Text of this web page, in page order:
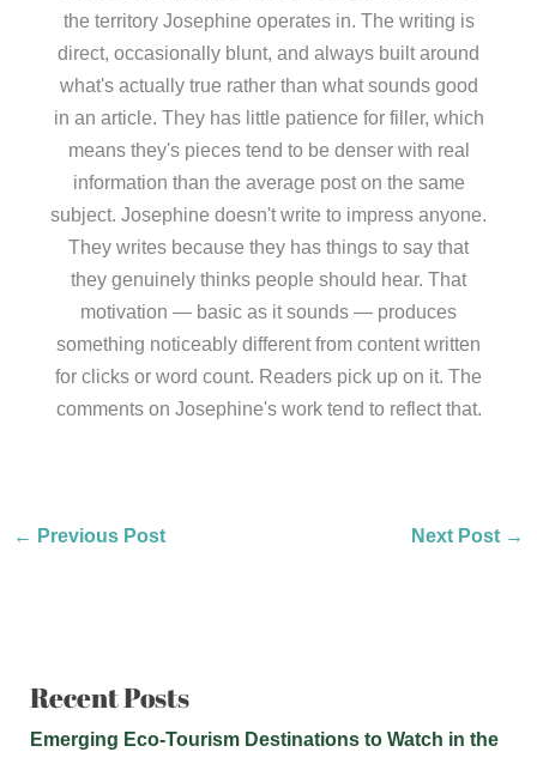
the territory Josephine operates in. The writing is
direct, occasionally blunt, and always built around
what's actually true rather than what sounds good
in an article. They has little patience for filler, which
means they's pieces tend to be denser with real
information than the average post on the same
subject. Josephine doesn't write to impress anyone.
They writes because they has things to say that
they genuinely thinks people should hear. That
motivation — basic as it sounds — produces
something noticeably different from content written
for clicks or word count. Readers pick up on it. The
comments on Josephine's work tend to reflect that.
← Previous Post Next Post →
Recent Posts
Emerging Eco-Tourism Destinations to Watch in the